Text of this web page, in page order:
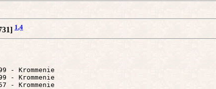
1,4
- Krommenie
- Krommenie
- Krommenie